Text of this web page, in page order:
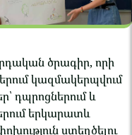
ծրագիր, որի
կազմակերպվում
դպրոցներում և
երկարատև
ստեղծելու